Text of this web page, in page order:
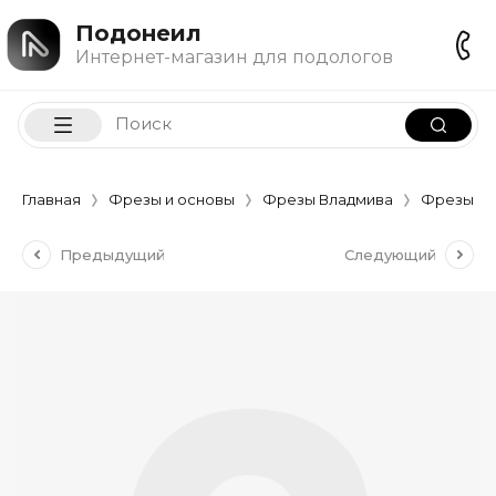
Подонеил
Интернет-магазин для подологов
Главная Фрезы и основы Фрезы Владмива Фрезы
Предыдущий Следующий